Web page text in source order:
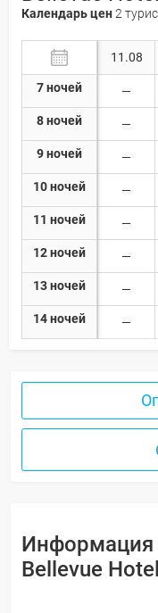
Календарь цен2
7 ночей
8 ночей
9 ночей
10 ночей
11 ночей
12 ночей
13 ночей
14 ночей
11.08
Информация
Bellevue